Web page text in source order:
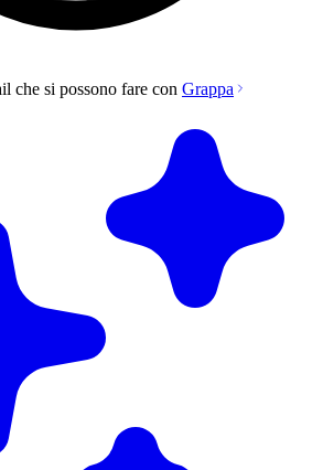
che si possono fare con Grappa